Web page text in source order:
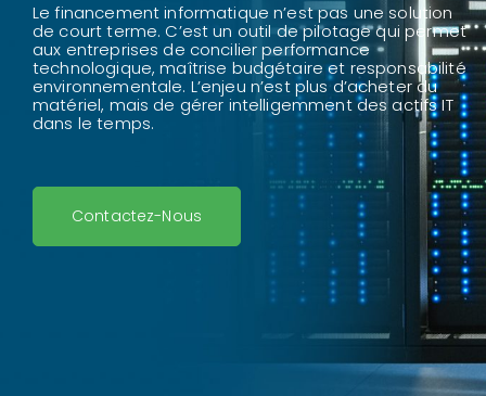
Le financement informatique n’est pas une solution
de court terme. C’est un outil de pilotage qui permet
aux entreprises de concilier performance
technologique, maîtrise budgétaire et responsabilité
environnementale. L’enjeu n’est plus d’acheter du
matériel, mais de gérer intelligemment des actifs IT
dans le temps.
Contactez-Nous